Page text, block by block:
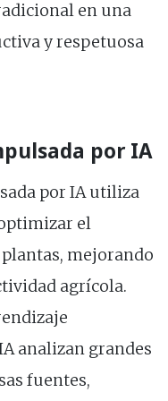
en una
y respetuosa
por IA
por IA utiliza
el
mejorando
agrícola.
analizan grandes
fuentes,